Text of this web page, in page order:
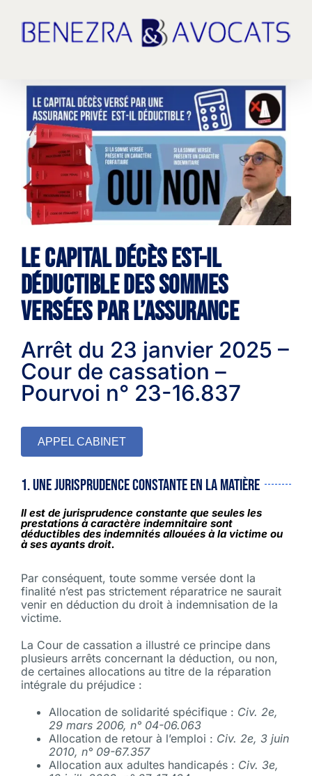
contenu
Voir
l'image
agrandie
Le capital décès est-il
déductible des sommes
versées par l’assurance
Arrêt du 23 janvier 2025 –
Cour de cassation –
Pourvoi n° 23-16.837
APPEL CABINET
1. Une jurisprudence constante en la matière
Il est de jurisprudence constante que seules les
prestations à caractère indemnitaire sont
déductibles des indemnités allouées à la victime ou
à ses ayants droit.
Par conséquent, toute somme versée dont la
finalité n’est pas strictement réparatrice ne saurait
venir en déduction du droit à indemnisation de la
victime.
La Cour de cassation a illustré ce principe dans
plusieurs arrêts concernant la déduction, ou non,
de certaines allocations au titre de la réparation
intégrale du préjudice :
Allocation de solidarité spécifique : Civ. 2e,
29 mars 2006, n° 04-06.063
Allocation de retour à l’emploi : Civ. 2e, 3 juin
2010, n° 09-67.357
Allocation aux adultes handicapés : Civ. 3e,